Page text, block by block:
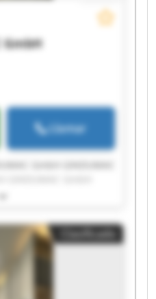
GmbH
Llamar
GmbH GINDUMAC
GmbH GINDUMAC
GINDUMAC GmbH
GmbH GINDUMAC
GINDUMAC GmbH